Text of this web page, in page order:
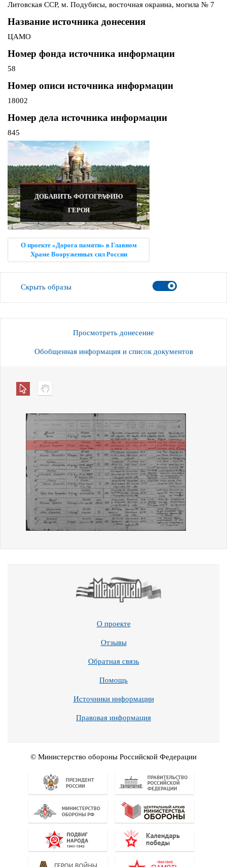
Литовская ССР, м. Подубисы, восточная окраина, могила № 7
Название источника донесения
ЦАМО
Номер фонда источника информации
58
Номер описи источника информации
18002
Номер дела источника информации
845
ДОБАВИТЬ ФОТОГРАФИЮ
ГЕРОЯ
О проекте «Дорога памяти» в Главном
Храме Вооруженных сил России
Скрыть образы
Просмотреть донесение
Обобщенная информация и список документов
О проекте
Отзывы
Обратная связь
Помощь
Источники информации
Правовая информация
© Министерство обороны Российской Федерации